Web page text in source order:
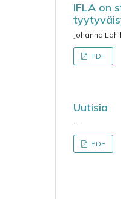
IFLA on
Johanna
PDF
Uutisia
- -
PDF